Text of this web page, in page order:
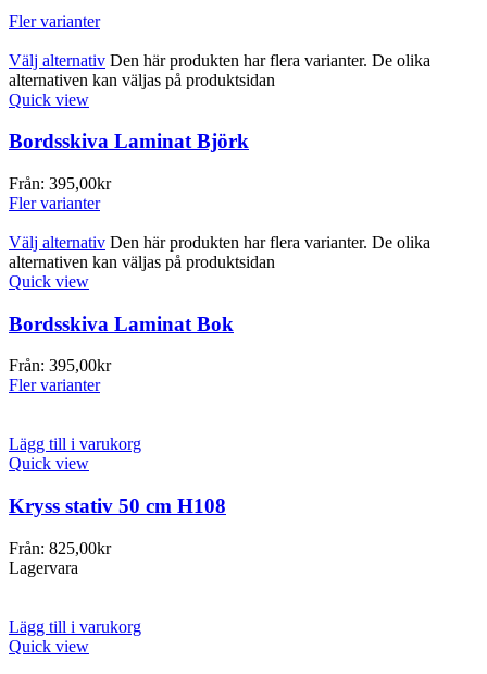
Fler varianter
Välj alternativ Den här produkten har flera varianter. De olika
alternativen kan väljas på produktsidan
Quick view
Bordsskiva Laminat Björk
Från: 395,00kr
Fler varianter
Välj alternativ Den här produkten har flera varianter. De olika
alternativen kan väljas på produktsidan
Quick view
Bordsskiva Laminat Bok
Från: 395,00kr
Fler varianter
Lägg till i varukorg
Quick view
Kryss stativ 50 cm H108
Från: 825,00kr
Lagervara
Lägg till i varukorg
Quick view